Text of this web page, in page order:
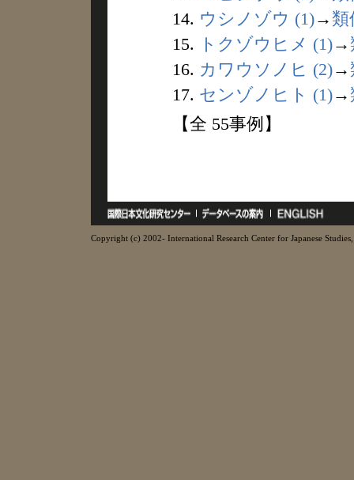
14. ウシノゾウ (1)→ 類
15.
トクゾウヒメ (1)→
16. カワウソノヒ (2)→
17. センゾノヒト (1)→
【全 55事例】
Copyright (c) 2002- International Research Center for Japanese